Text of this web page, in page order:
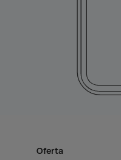
Oferta